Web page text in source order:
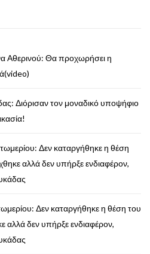
Αθερινού: Θα προχωρήσει η
Διόρισαν τον μοναδικό υποψήφιο
Δεν καταργήθηκε η θέση
αλλά δεν υπήρξε ενδιαφέρον,
Δεν καταργήθηκε η θέση του
αλλά δεν υπήρξε ενδιαφέρον,